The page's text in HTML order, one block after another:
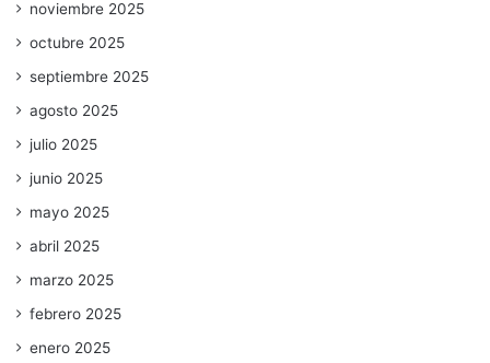
noviembre 2025
octubre 2025
septiembre 2025
agosto 2025
julio 2025
junio 2025
mayo 2025
abril 2025
marzo 2025
febrero 2025
enero 2025